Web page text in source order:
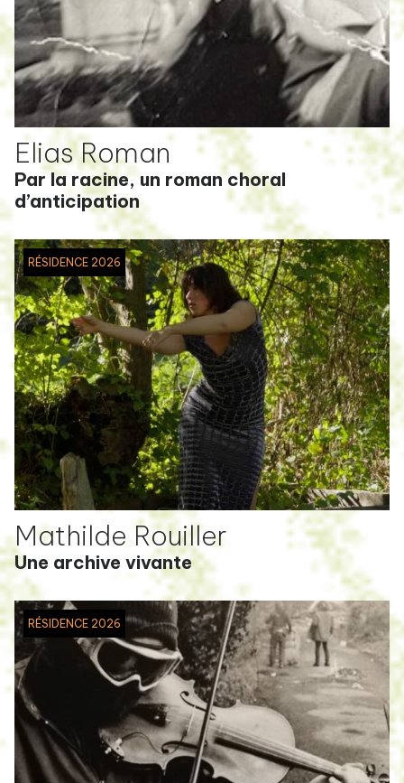
Elias Roman
Par la racine, un roman choral
d’anticipation
RÉSIDENCE 2026
Mathilde Rouiller
Une archive vivante
RÉSIDENCE 2026